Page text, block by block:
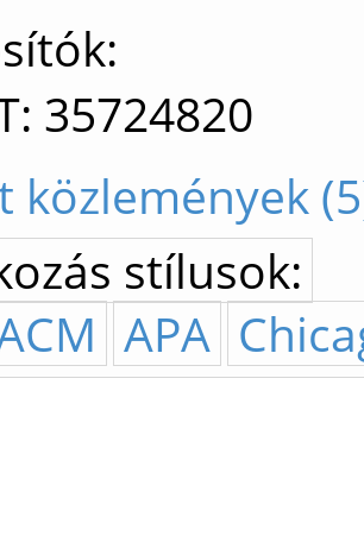
35724820
közlemények
stílusok:
APA